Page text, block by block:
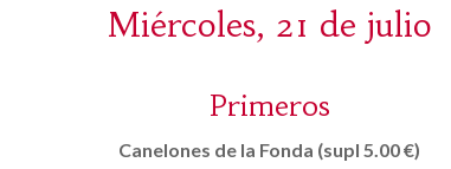
Miércoles, 21 de julio
Primeros
Canelones de la Fonda (supl 5.00 €)